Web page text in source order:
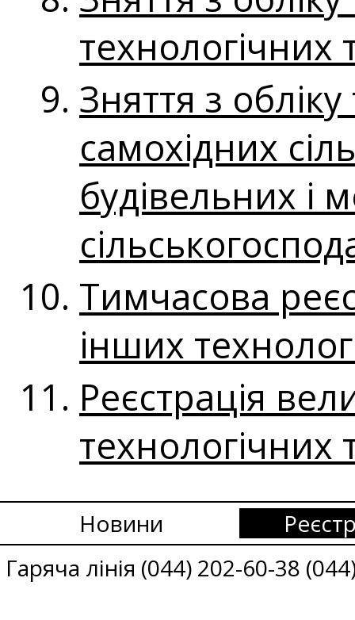
технологічних
Зняття з
самохідних
будівельних і
Тимчасова
інших
Реєстрація
технологічних
Новини
Гаряча лінія (044) 202-60-38